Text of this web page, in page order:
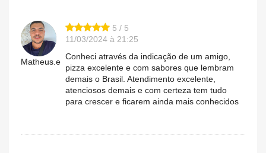
Matheus.e
5 / 5
11/03/2024 à 21:25
Conheci através da indicação de um amigo,
pizza excelente e com sabores que lembram
demais o Brasil. Atendimento excelente,
atenciosos demais e com certeza tem tudo
para crescer e ficarem ainda mais conhecidos